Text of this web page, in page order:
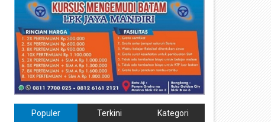
Populer Terkini Kategori